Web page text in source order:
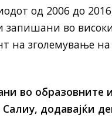
од 2006 до
запишани во
на зголемување
во образовните
Салиу, додавајќи